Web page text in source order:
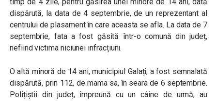
dispărută, la data de 4 septembrie, de un reprezentant al
centrului de plasament în care aceasta se afla. La data de 7
septembrie, fata a fost găsită într-o comună din județ,
nefiind victima niciunei infracțiuni.
O altă minoră de 14 ani, municipiul Galați, a fost semnalată
dispărută, prin 112, de mama sa, în seara de 6 septembrie.
Polițiștii din județ, împreună cu un câine de urmă, au